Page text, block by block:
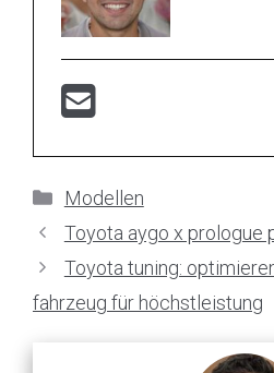
Kategorien
Modellen
Toyota aygo x prologue
Toyota tuning:
fahrzeug für höchstleistung